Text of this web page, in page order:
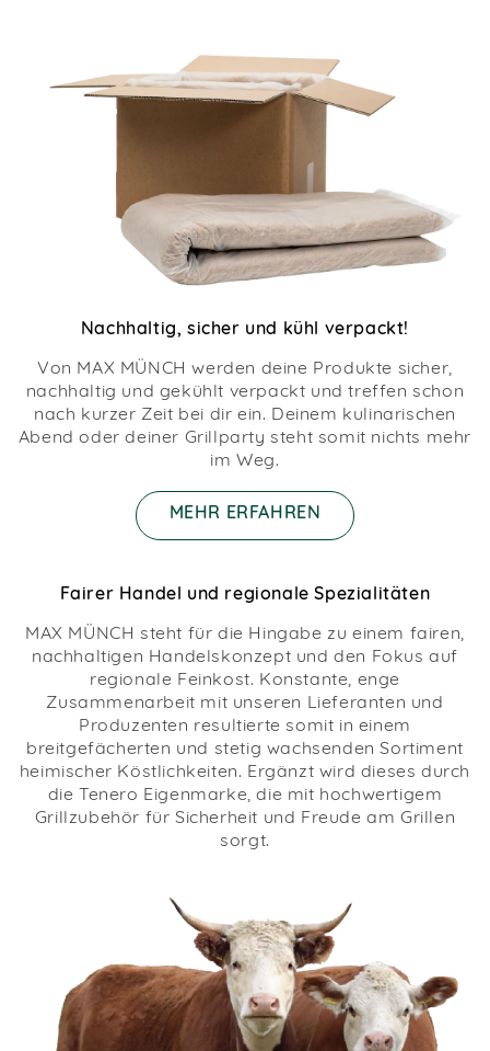
Nachhaltig, sicher und kühl verpackt!
Von MAX MÜNCH werden deine Produkte sicher,
nachhaltig und gekühlt verpackt und treffen schon
nach kurzer Zeit bei dir ein. Deinem kulinarischen
Abend oder deiner Grillparty steht somit nichts mehr
im Weg.
MEHR ERFAHREN
Fairer Handel und regionale Spezialitäten
MAX MÜNCH steht für die Hingabe zu einem fairen,
nachhaltigen Handelskonzept und den Fokus auf
regionale Feinkost. Konstante, enge
Zusammenarbeit mit unseren Lieferanten und
Produzenten resultierte somit in einem
breitgefächerten und stetig wachsenden Sortiment
heimischer Köstlichkeiten. Ergänzt wird dieses durch
die Tenero Eigenmarke, die mit hochwertigem
Grillzubehör für Sicherheit und Freude am Grillen
sorgt.